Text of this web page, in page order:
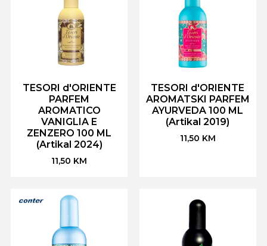
TESORI d'ORIENTE
PARFEM
AROMATICO
VANIGLIA E
ZENZERO 100 ML
(Artikal 2024)
11,50 KM
TESORI d'ORIENTE
AROMATSKI PARFEM
AYURVEDA 100 ML
(Artikal 2019)
11,50 KM